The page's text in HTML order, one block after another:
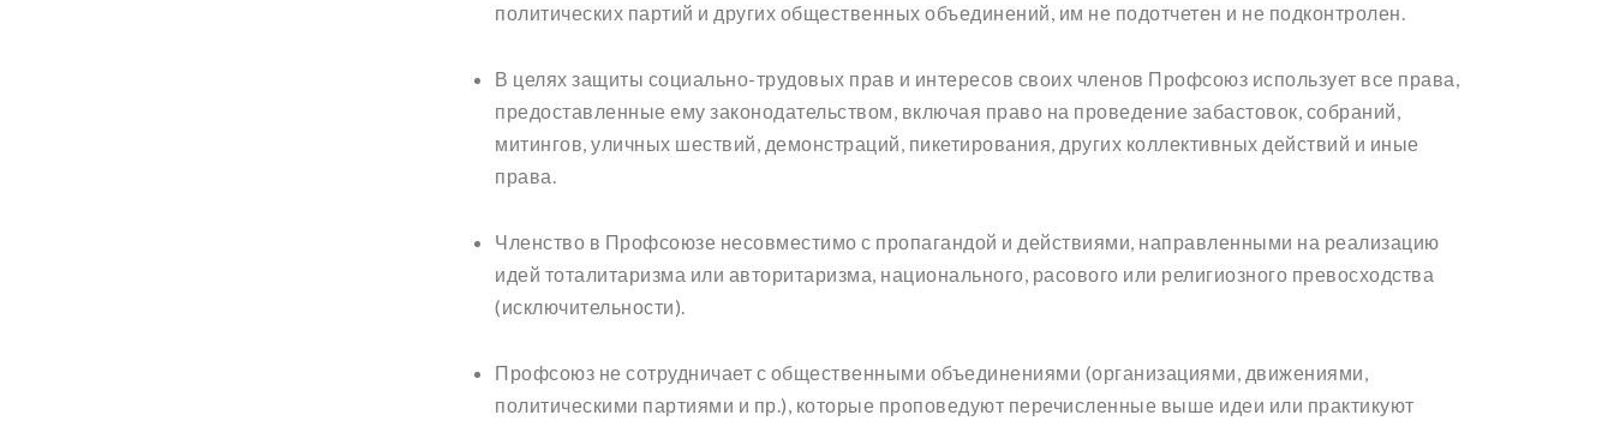
политических партий и других общественных объединений, им не подотчетен и не подконтролен.
В целях защиты социально-трудовых прав и интересов своих членов Профсоюз использует все права,
предоставленные ему законодательством, включая право на проведение забастовок, собраний,
митингов, уличных шествий, демонстраций, пикетирования, других коллективных действий и иные
права.
Членство в Профсоюзе несовместимо с пропагандой и действиями, направленными на реализацию
идей тоталитаризма или авторитаризма, национального, расового или религиозного превосходства
(исключительности).
Профсоюз не сотрудничает с общественными объединениями (организациями, движениями,
политическими партиями и пр.), которые проповедуют перечисленные выше идеи или практикуют